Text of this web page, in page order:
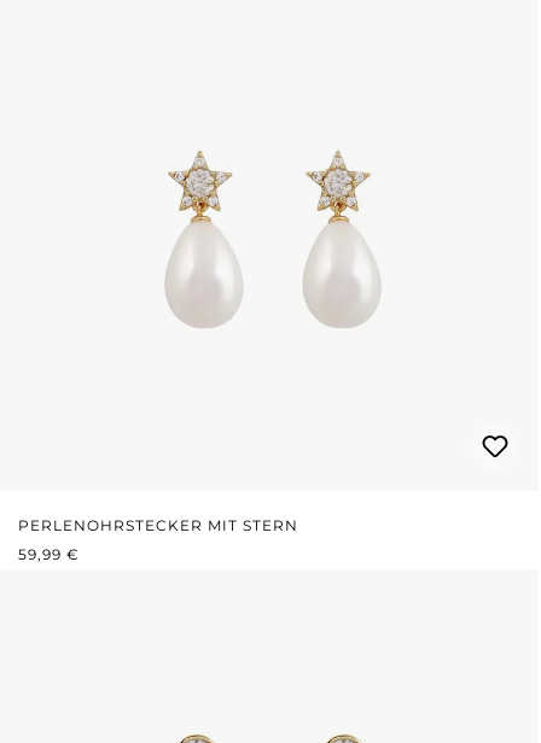
PERLENOHRSTECKER MIT STERN
REGULÄRER PREIS:
59,99 €